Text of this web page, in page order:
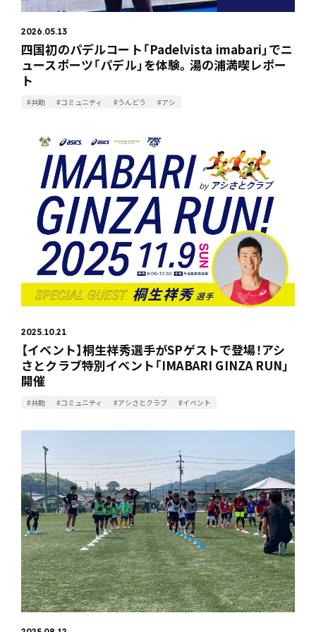
2026.05.13
四国初のパデルコート「Padelvista imabari」でニ
ュースポーツ「パデル」を体験。湯の浦満喫レポー
ト
#共助 #コミュニティ #うんどう #アシ
2025.10.21
【イベント】桐生祥秀選手がSPゲストで登場！アシ
さとクラブ特別イベント「IMABARI GINZA RUN」
開催
#共助 #コミュニティ #アシさとクラブ #イベント